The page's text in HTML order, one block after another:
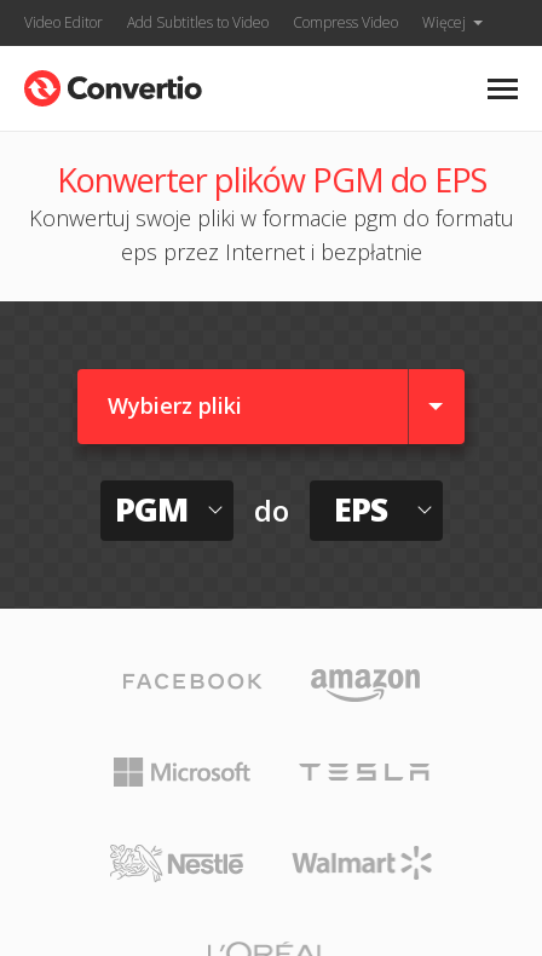
Video Editor Add Subtitles to Video Compress Video Więcej
Konwerter plików PGM do EPS
Konwertuj swoje pliki w formacie pgm do formatu
eps przez Internet i bezpłatnie
Wybierz pliki
PGM do EPS